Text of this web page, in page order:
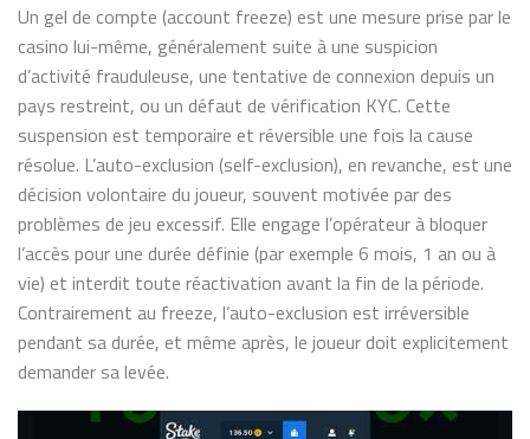
Un gel de compte (account freeze) est une mesure prise par le
casino lui-même, généralement suite à une suspicion
d’activité frauduleuse, une tentative de connexion depuis un
pays restreint, ou un défaut de vérification KYC. Cette
suspension est temporaire et réversible une fois la cause
résolue. L’auto-exclusion (self-exclusion), en revanche, est une
décision volontaire du joueur, souvent motivée par des
problèmes de jeu excessif. Elle engage l’opérateur à bloquer
l’accès pour une durée définie (par exemple 6 mois, 1 an ou à
vie) et interdit toute réactivation avant la fin de la période.
Contrairement au freeze, l’auto-exclusion est irréversible
pendant sa durée, et même après, le joueur doit explicitement
demander sa levée.